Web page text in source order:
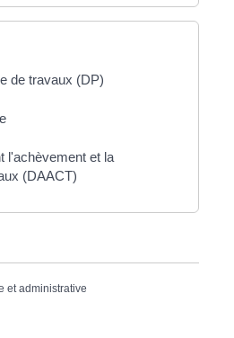
de travaux (DP)
l'achèvement et la
(DAACT)
et administrative